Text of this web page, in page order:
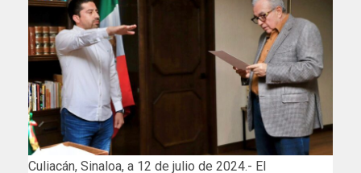
Culiacán, Sinaloa, a 12 de julio de 2024.- El